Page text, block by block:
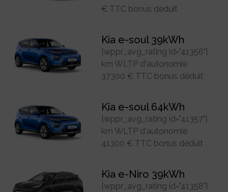
€ TTC bonus déduit
Kia e-soul 39kWh
[wppr_avg_rating id="41356"]
km WLTP d'autonomie
37300 € TTC bonus déduit
Kia e-soul 64kWh
[wppr_avg_rating id="41357"]
km WLTP d'autonomie
41300 € TTC bonus déduit
Kia e-Niro 39kWh
[wppr_avg_rating id="41358"]